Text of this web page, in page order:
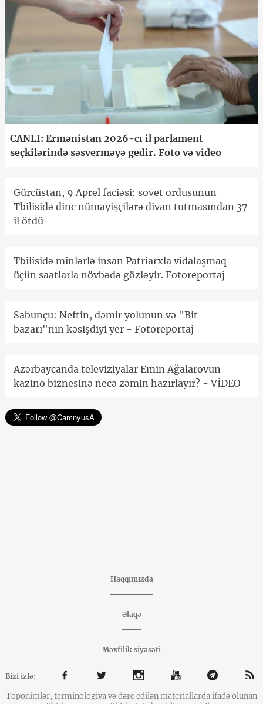
CANLI: Ermənistan 2026-cı il parlament
seçkilərində səsverməyə gedir. Foto və video
Gürcüstan, 9 Aprel faciəsi: sovet ordusunun
Tbilisidə dinc nümayişçilərə divan tutmasından 37
il ötdü
Tbilisidə minlərlə insan Patriarxla vidalaşmaq
üçün saatlarla növbədə gözləyir. Fotoreportaj
Sabunçu: Neftin, dəmir yolunun və "Bit
bazarı"nın kəsişdiyi yer - Fotoreportaj
Azərbaycanda televiziyalar Emin Ağalarovun
kazino biznesinə necə zəmin hazırlayır? - VİDEO
Haqqımızda
Əlaqə
Məxfilik siyasəti
Bizi izlə:
Toponimlər, terminologiya və dərc edilən materiallarda ifadə olunan